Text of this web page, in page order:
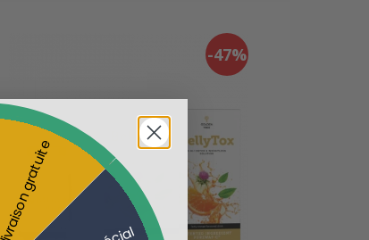
-47%
La livraison gratuite